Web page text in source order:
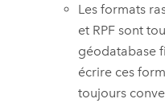
Les formats
et RPF sont
géodatabase
écrire ces
toujours